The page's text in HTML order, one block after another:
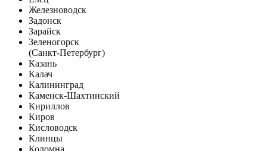
Железноводск
Задонск
Зарайск
Зеленогорск
(Санкт-Петербург)
Казань
Калач
Калининград
Каменск-Шахтинский
Кириллов
Киров
Кисловодск
Клинцы